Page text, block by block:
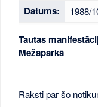
Datums: 1988/
Tautas
Mežaparkā
Raksti par šo